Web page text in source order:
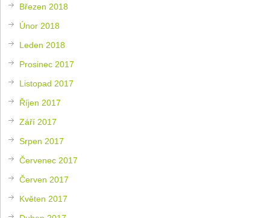
Březen 2018
Únor 2018
Leden 2018
Prosinec 2017
Listopad 2017
Říjen 2017
Září 2017
Srpen 2017
Červenec 2017
Červen 2017
Květen 2017